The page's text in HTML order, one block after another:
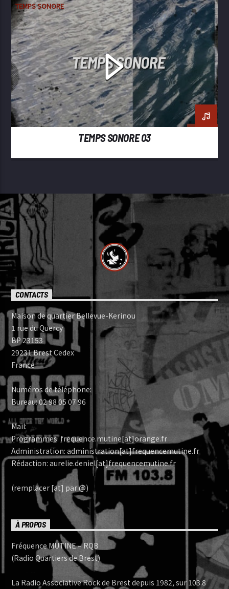
TEMPS SONORE
TEMPS SONORE 03
CONTACTS
Maison de quartier Bellevue-Kerinou
1 rue du Quercy
BP 23153
29231 Brest Cedex
France
Numéros de téléphone:
Bureau: 02 98 05 07 96
Mail:
Programmes: frequence.mutine[at]orange.fr
Administration: administration[at]frequencemutine.fr
Rédaction: aurelie.deniel[at]frequencemutine.fr
(remplacer [at] par @)
À PROPOS
Fréquence MUTINE – RQB
(Radio Quartiers de Brest)
La Radio Associative Rock de Brest depuis 1982, sur 103.8